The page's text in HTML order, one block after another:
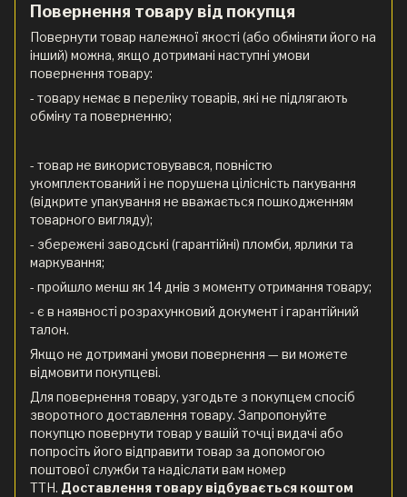
Повернення товару від покупця
Повернути товар належної якості (або обміняти його на
інший) можна, якщо дотримані наступні умови
повернення товару:
- товару немає в переліку товарів, які не підлягають
обміну та поверненню;
- товар не використовувався, повністю
укомплектований і не порушена цілісність пакування
(відкрите упакування не вважається пошкодженням
товарного вигляду);
- збережені заводські (гарантійні) пломби, ярлики та
маркування;
- пройшло менш як 14 днів з моменту отримання товару;
- є в наявності розрахунковий документ і гарантійний
талон.
Якщо не дотримані умови повернення — ви можете
відмовити покупцеві.
Для повернення товару, узгодьте з покупцем спосіб
зворотного доставлення товару. Запропонуйте
покупцю повернути товар у вашій точці видачі або
попросіть його відправити товар за допомогою
поштової служби та надіслати вам номер
ТТН. Доставлення товару відбувається коштом